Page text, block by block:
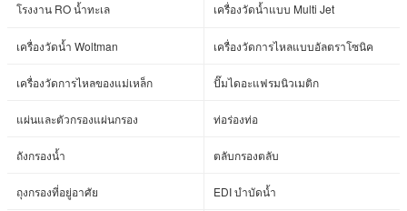
โรงงาน RO น้ำทะเล เครื่องวัดน้ำแบบ Multi Jet
เครื่องวัดน้ำ Woltman เครื่องวัดการไหลแบบอัลตราโซนิค
เครื่องวัดการไหลของแม่เหล็ก ปั๊มไดอะแฟรมนิวเมติก
แผ่นและตัวกรองแผ่นกรอง ท่อร่องท่อ
ถังกรองน้ำ ตลับกรองตลับ
ถุงกรองที่อยู่อาศัย EDI บำบัดน้ำ